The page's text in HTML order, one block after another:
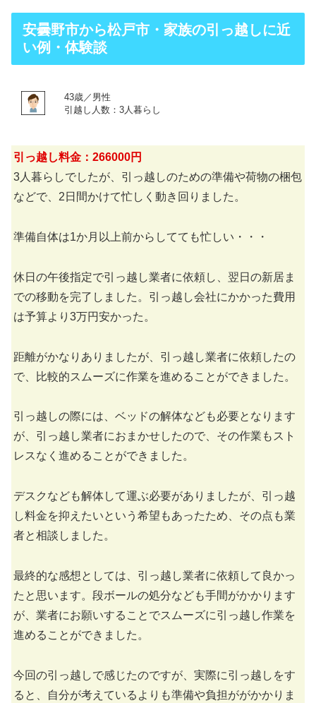
安曇野市から松戸市・家族の引っ越しに近
い例・体験談
43歳／男性
引越し人数：3人暮らし
引っ越し料金：266000円
3人暮らしでしたが、引っ越しのための準備や荷物の梱包
などで、2日間かけて忙しく動き回りました。
準備自体は1か月以上前からしてても忙しい・・・
休日の午後指定で引っ越し業者に依頼し、翌日の新居ま
での移動を完了しました。引っ越し会社にかかった費用
は予算より3万円安かった。
距離がかなりありましたが、引っ越し業者に依頼したの
で、比較的スムーズに作業を進めることができました。
引っ越しの際には、ベッドの解体なども必要となります
が、引っ越し業者におまかせしたので、その作業もスト
レスなく進めることができました。
デスクなども解体して運ぶ必要がありましたが、引っ越
し料金を抑えたいという希望もあったため、その点も業
者と相談しました。
最終的な感想としては、引っ越し業者に依頼して良かっ
たと思います。段ボールの処分なども手間がかかります
が、業者にお願いすることでスムーズに引っ越し作業を
進めることができました。
今回の引っ越しで感じたのですが、実際に引っ越しをす
ると、自分が考えているよりも準備や負担ががかかりま